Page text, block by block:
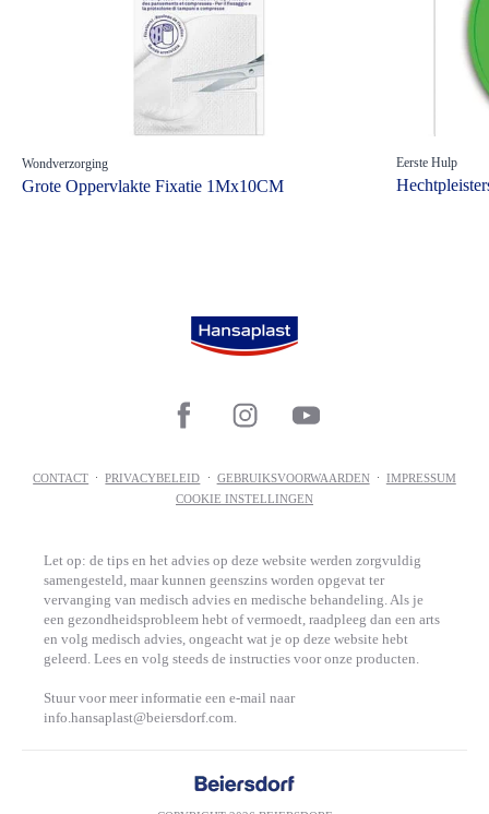
Wondverzorging
Grote Oppervlakte Fixatie 1Mx10CM
Eerste Hulp
CONTACT PRIVACYBELEID GEBRUIKSVOORWAARDEN
IMPRESSUM
COOKIE INSTELLINGEN
Let op: de tips en het advies op deze website werden zorgvuldig
samengesteld, maar kunnen geenszins worden opgevat ter
vervanging van medisch advies en medische behandeling. Als je
een gezondheidsprobleem hebt of vermoedt, raadpleeg dan een arts
en volg medisch advies, ongeacht wat je op deze website hebt
geleerd. Lees en volg steeds de instructies voor onze producten.
Stuur voor meer informatie een e-mail naar